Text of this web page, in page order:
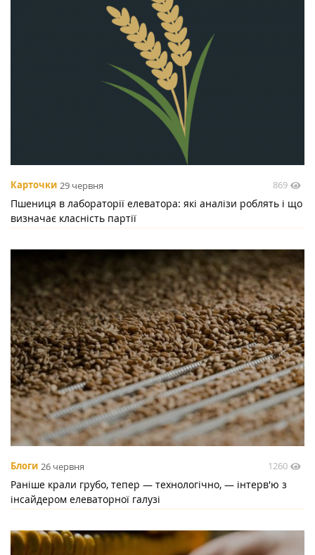
Карточки 29 червня 869
Пшениця в лабораторії елеватора: які аналізи роблять і що
визначає класність партії
Блоги 26 червня 1260
Раніше крали грубо, тепер — технологічно, — інтерв'ю з
інсайдером елеваторної галузі